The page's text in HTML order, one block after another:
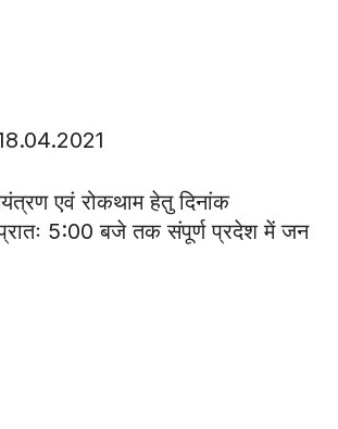
एवं रोकथाम हेतु दिनांक
5:00 बजे तक संपूर्ण प्रदेश में जन